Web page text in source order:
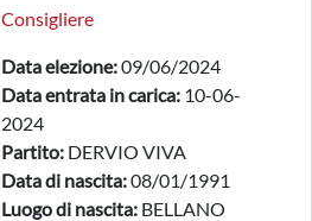
Consigliere
Data elezione:09/06/2024
Data entrata in carica: 10-06-
2024
Partito: DERVIO VIVA
Data di nascita:08/01/1991
Luogo di nascita: BELLANO